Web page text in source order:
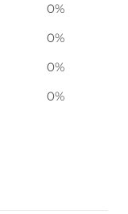
0%
0%
0%
0%